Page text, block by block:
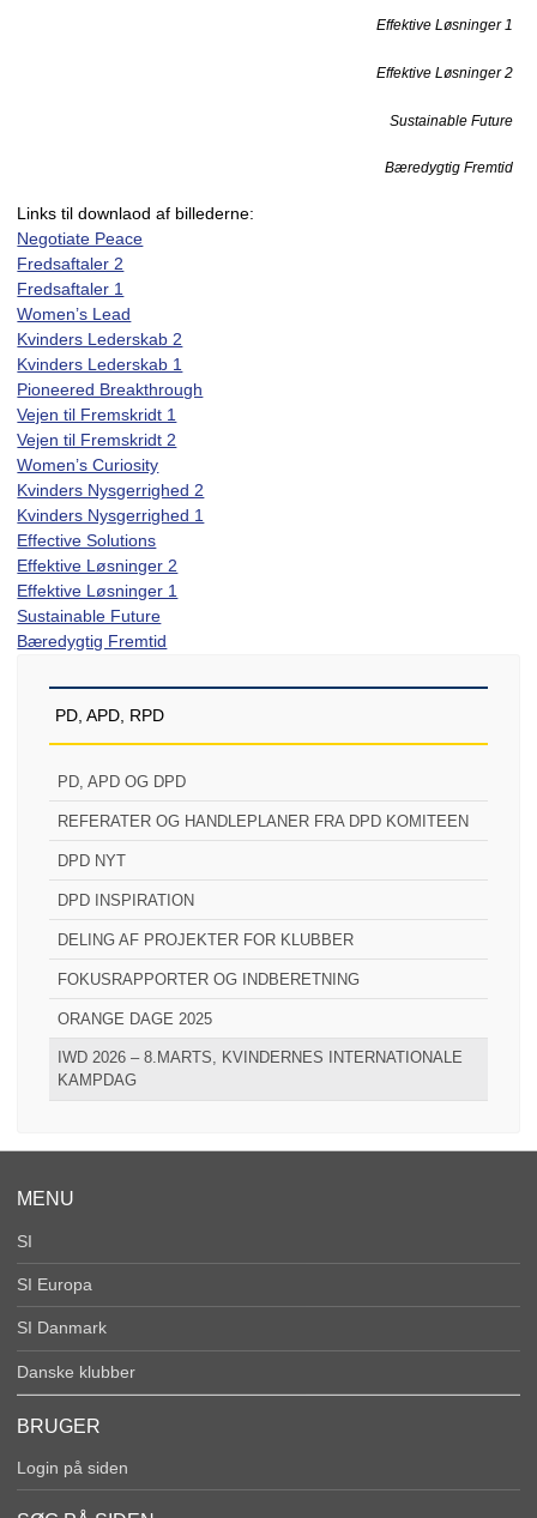
Effektive Løsninger 1
Effektive Løsninger 2
Sustainable Future
Bæredygtig Fremtid
Links til downlaod af billederne:
Negotiate Peace
Fredsaftaler 2
Fredsaftaler 1
Women’s Lead
Kvinders Lederskab 2
Kvinders Lederskab 1
Pioneered Breakthrough
Vejen til Fremskridt 1
Vejen til Fremskridt 2
Women’s Curiosity
Kvinders Nysgerrighed 2
Kvinders Nysgerrighed 1
Effective Solutions
Effektive Løsninger 2
Effektive Løsninger 1
Sustainable Future
Bæredygtig Fremtid
PD, APD, RPD
PD, APD OG DPD
REFERATER OG HANDLEPLANER FRA DPD KOMITEEN
DPD NYT
DPD INSPIRATION
DELING AF PROJEKTER FOR KLUBBER
FOKUSRAPPORTER OG INDBERETNING
ORANGE DAGE 2025
IWD 2026 – 8.MARTS, KVINDERNES INTERNATIONALE
KAMPDAG
MENU
SI
SI Europa
SI Danmark
Danske klubber
BRUGER
Login på siden